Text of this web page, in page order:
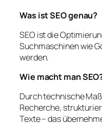
Was ist SEO genau?
SEO ist die
Suchmaschinen wie
werden.
Wie macht man
Durch technische
Recherche,
Texte – das